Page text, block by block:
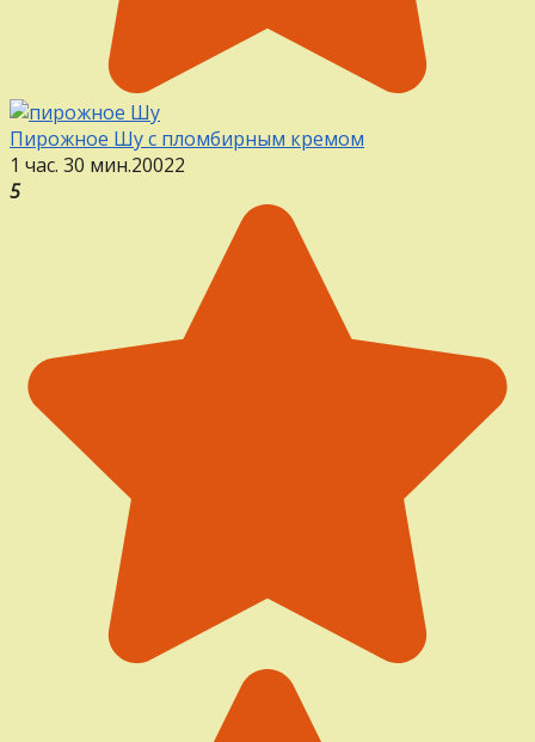
Пирожное Шу с пломбирным кремом
1 час. 30 мин.20022
5